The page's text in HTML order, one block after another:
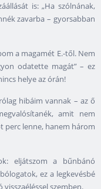
is: „Ha szólnának,
zavarba – gyorsabban
a magamét E.-től. Nem
odatette magát” – ez
helye az órán!
hibáim vannak – az ő
amit nem
perc lenne, hanem három
eljátszom a bűnbánó
ez a legkevésbé